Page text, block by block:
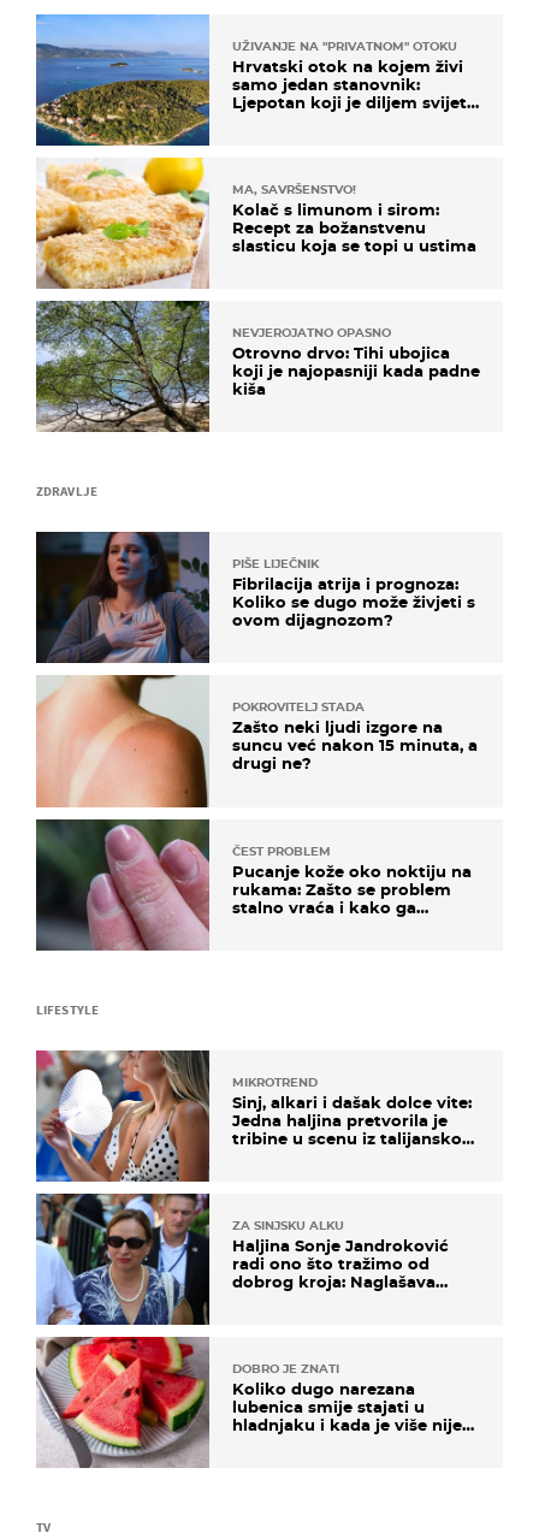
ZDRAVLJE
PIŠE LIJEČNIK
Fibrilacija atrija i prognoza:
Koliko se dugo može živjeti s
ovom dijagnozom?
POKROVITELJ STADA
Zašto neki ljudi izgore na
suncu već nakon 15 minuta, a
drugi ne?
ČEST PROBLEM
Pucanje kože oko noktiju na
rukama: Zašto se problem
stalno vraća i kako ga
TV
UŽIVANJE NA "PRIVATNOM" OTOKU
Hrvatski otok na kojem živi
samo jedan stanovnik:
Ljepotan koji je diljem svijeta
MA, SAVRŠENSTVO!
Kolač s limunom i sirom:
Recept za božanstvenu
slasticu koja se topi u ustima
NEVJEROJATNO OPASNO
Otrovno drvo: Tihi ubojica
koji je najopasniji kada padne
kiša
LIFESTYLE
MIKROTREND
Sinj, alkari i dašak dolce vite:
Jedna haljina pretvorila je
tribine u scenu iz talijanskog
ZA SINJSKU ALKU
Haljina Sonje Jandroković
radi ono što tražimo od
dobrog kroja: Naglašava
DOBRO JE ZNATI
Koliko dugo narezana
lubenica smije stajati u
hladnjaku i kada je više nije